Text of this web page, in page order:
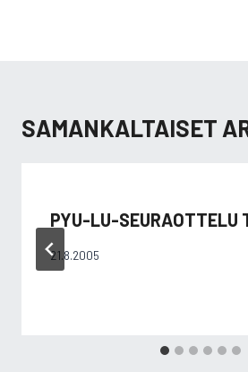
SAMANKALTAISET
PYU-LU-SEURAOTTELU
21.8.2005